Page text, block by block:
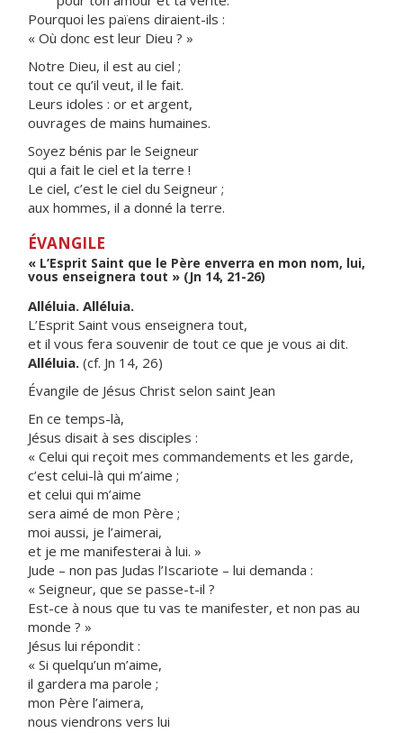
Pourquoi les païens diraient-ils :
« Où donc est leur Dieu ? »
Notre Dieu, il est au ciel ;
tout ce qu’il veut, il le fait.
Leurs idoles : or et argent,
ouvrages de mains humaines.
Soyez bénis par le Seigneur
qui a fait le ciel et la terre !
Le ciel, c’est le ciel du Seigneur ;
aux hommes, il a donné la terre.
ÉVANGILE
« L’Esprit Saint que le Père enverra en mon nom, lui,
vous enseignera tout » (Jn 14, 21-26)
Alléluia. Alléluia.
L’Esprit Saint vous enseignera tout,
et il vous fera souvenir de tout ce que je vous ai dit.
Alléluia. (cf. Jn 14, 26)
Évangile de Jésus Christ selon saint Jean
En ce temps-là,
Jésus disait à ses disciples :
« Celui qui reçoit mes commandements et les garde,
c’est celui-là qui m’aime ;
et celui qui m’aime
sera aimé de mon Père ;
moi aussi, je l’aimerai,
et je me manifesterai à lui. »
Jude – non pas Judas l’Iscariote – lui demanda :
« Seigneur, que se passe-t-il ?
Est-ce à nous que tu vas te manifester, et non pas au
monde ? »
Jésus lui répondit :
« Si quelqu’un m’aime,
il gardera ma parole ;
mon Père l’aimera,
nous viendrons vers lui